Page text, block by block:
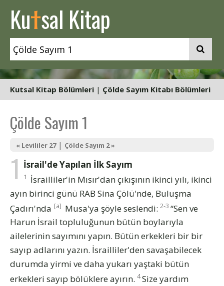
Kutsal Kitap
Kutsal Kitap Bölümleri | Çölde Sayım Kitabı Bölümleri
Çölde Sayım 1
« Levililer 27| Çölde Sayım 2 »
1 İsrail'de Yapılan İlk Sayım
1 İsrailliler'in Mısır'dan çıkışının ikinci yılı, ikinci
ayın birinci günü RAB Sina Çölü'nde, Buluşma
Çadırı'nda [a] Musa'ya şöyle seslendi: 2-3 “Sen ve
Harun İsrail topluluğunun bütün boylarıyla
ailelerinin sayımını yapın. Bütün erkekleri bir bir
sayıp adlarını yazın. İsrailliler'den savaşabilecek
durumda yirmi ve daha yukarı yaştaki bütün
erkekleri sayıp bölüklere ayırın. 4Size yardım